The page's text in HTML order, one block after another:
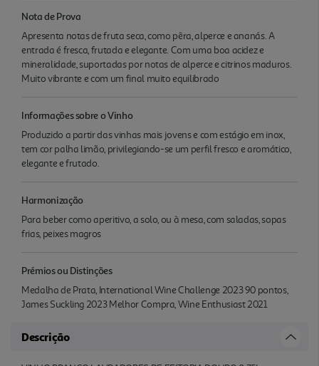
Nota de Prova
Apresenta notas de fruta seca, como pêra, alperce e ananás. A
entrada é fresca, frutada e elegante. Com uma boa acidez e
mineralidade, suportadas por notas de alperce e citrinos maduros.
Muito vibrante e com um final muito equilibrado
Informações sobre o Vinho
Produzido a partir das vinhas mais jovens e com estágio em inox,
tem cor palha limão, privilegiando-se um perfil fresco e aromático,
elegante e frutado.
Harmonização
Para beber como aperitivo, a solo, ou à mesa, com saladas, sopas
frias, peixes magros
Prémios ou Distinções
Medalha de Prata, International Wine Challenge 2023 90 pontos,
James Suckling 2023 Melhor Compra, Wine Enthusiast 2021
Descrição